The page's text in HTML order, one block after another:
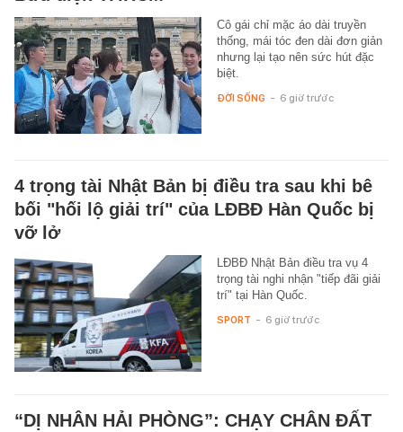
Cô gái chỉ mặc áo dài truyền
thống, mái tóc đen dài đơn giản
nhưng lại tạo nên sức hút đặc
biệt.
ĐỜI SỐNG - 6 giờ trước
4 trọng tài Nhật Bản bị điều tra sau khi bê
bối "hối lộ giải trí" của LĐBĐ Hàn Quốc bị
vỡ lở
LĐBĐ Nhật Bản điều tra vụ 4
trọng tài nghi nhận "tiếp đãi giải
trí" tại Hàn Quốc.
SPORT - 6 giờ trước
“DỊ NHÂN HẢI PHÒNG”: CHẠY CHÂN ĐẤT